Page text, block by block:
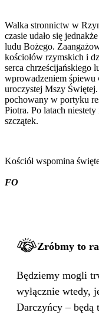
Walka stronnictw w
czasie udało się
ludu Bożego.
kościołów rzymskich i
serca chrześcijańskiego
wprowadzeniem śpiewu
uroczystej Mszy Świętej.
pochowany w portyku
Piotra. Po latach niestety
szczątek.
Kościół wspomina
FO
Zróbmy to
Będziemy mogli
wyłącznie wtedy,
Darczyńcy – będą